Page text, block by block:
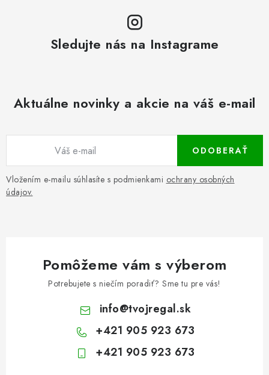
Sledujte nás na Instagrame
Aktuálne novinky a akcie na váš e-mail
Vložením e-mailu súhlasíte s podmienkami ochrany osobných
údajov.
ODOBERAŤ
Pomôžeme vám s výberom
Potrebujete s niečím poradiť? Sme tu pre vás!
info@tvojregal.sk
+421 905 923 673
+421 905 923 673